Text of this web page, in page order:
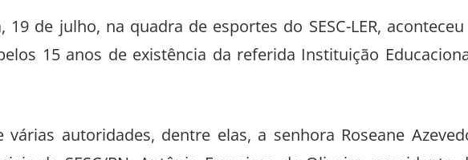
de julho, na quadra de esportes do SESC-LER,
15 anos de existência da referida Instituição
várias autoridades, dentre elas, a senhora Roseane